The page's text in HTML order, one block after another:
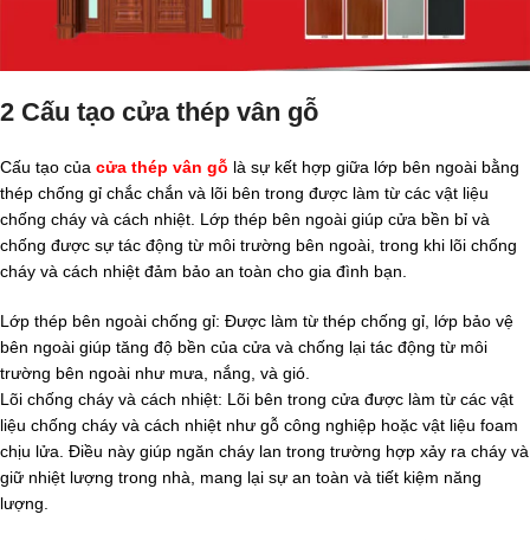
2 Cấu tạo cửa thép vân gỗ
Cấu tạo của cửa thép vân gỗ là sự kết hợp giữa lớp bên ngoài bằng
thép chống gỉ chắc chắn và lõi bên trong được làm từ các vật liệu
chống cháy và cách nhiệt. Lớp thép bên ngoài giúp cửa bền bỉ và
chống được sự tác động từ môi trường bên ngoài, trong khi lõi chống
cháy và cách nhiệt đảm bảo an toàn cho gia đình bạn.
Lớp thép bên ngoài chống gỉ: Được làm từ thép chống gỉ, lớp bảo vệ
bên ngoài giúp tăng độ bền của cửa và chống lại tác động từ môi
trường bên ngoài như mưa, nắng, và gió.
Lõi chống cháy và cách nhiệt: Lõi bên trong cửa được làm từ các vật
liệu chống cháy và cách nhiệt như gỗ công nghiệp hoặc vật liệu foam
chịu lửa. Điều này giúp ngăn cháy lan trong trường hợp xảy ra cháy và
giữ nhiệt lượng trong nhà, mang lại sự an toàn và tiết kiệm năng
lượng.